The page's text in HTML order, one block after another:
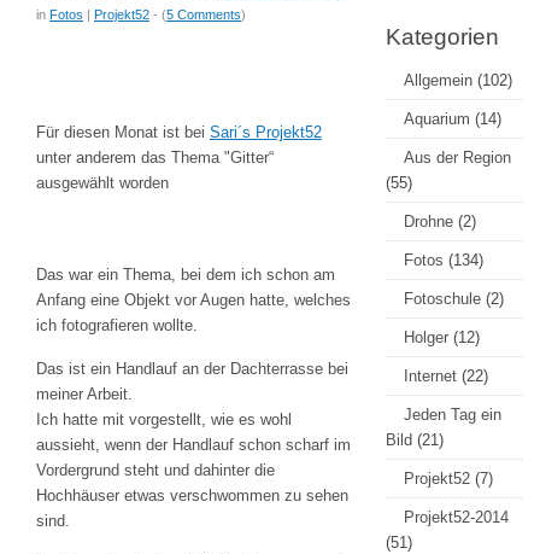
in Fotos | Projekt52 - (5 Comments)
Für diesen Monat ist bei Sari´s Projekt52
unter anderem das Thema "Gitter“
ausgewählt worden
Das war ein Thema, bei dem ich schon am
Anfang eine Objekt vor Augen hatte, welches
ich fotografieren wollte.
Das ist ein Handlauf an der Dachterrasse bei
meiner Arbeit.
Ich hatte mit vorgestellt, wie es wohl
aussieht, wenn der Handlauf schon scharf im
Vordergrund steht und dahinter die
Hochhäuser etwas verschwommen zu sehen
sind.
Kategorien
Allgemein (102)
Aquarium (14)
Aus der Region
(55)
Drohne (2)
Fotos (134)
Fotoschule (2)
Holger (12)
Internet (22)
Jeden Tag ein
Bild (21)
Projekt52 (7)
Projekt52-2014
(51)